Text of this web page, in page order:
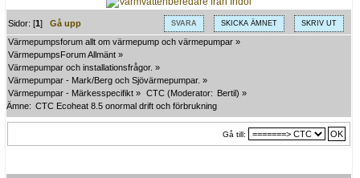
SVARA SKICKA ÄMNET SKRIV UT
Sidor: [1]Gå upp
Värmepumpsforum allt om värmepump och värmepumpar »
VärmepumpsForum Allmänt »
Värmepumpar och installationsfrågor. »
Värmepumpar - Mark/Berg och Sjövärmepumpar. »
Värmepumpar - Märkesspecifikt » CTC (Moderator: Bertil) »
Ämne: CTC Ecoheat 8.5 onormal drift och förbrukning
Gå till: